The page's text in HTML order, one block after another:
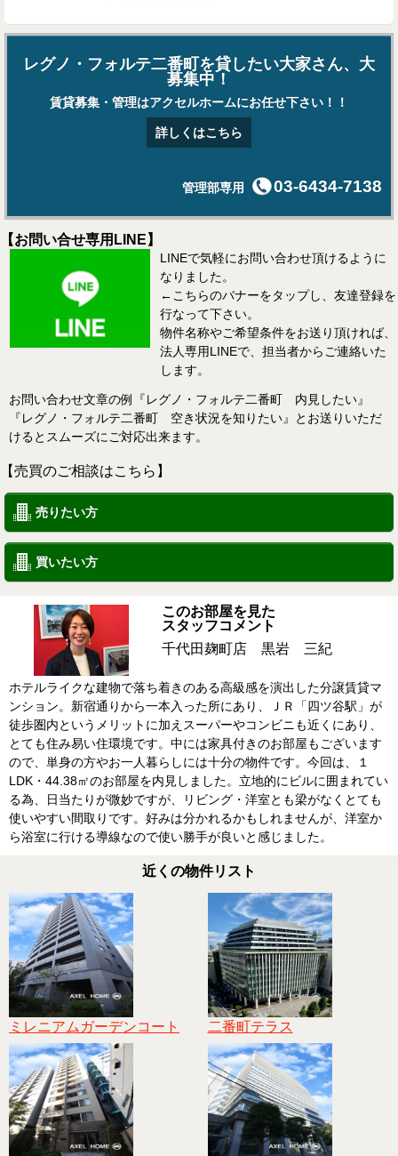
レグノ・フォルテ二番町を貸したい大家さん、大
募集中！
賃貸募集・管理はアクセルホームにお任せ下さい！！
詳しくはこちら
管理部専用 03-6434-7138
【お問い合せ専用LINE】
LINEで気軽にお問い合わせ頂けるように
なりました。
←こちらのバナーをタップし、友達登録を
行なって下さい。
物件名称やご希望条件をお送り頂ければ、
法人専用LINEで、担当者からご連絡いた
します。
お問い合わせ文章の例『レグノ・フォルテ二番町 内見したい』
『レグノ・フォルテ二番町 空き状況を知りたい』とお送りいただ
けるとスムーズにご対応出来ます。
【売買のご相談はこちら】
売りたい方
買いたい方
このお部屋を見た
スタッフコメント
千代田麹町店 黒岩 三紀
ホテルライクな建物で落ち着きのある高級感を演出した分譲賃貸マ
ンション。新宿通りから一本入った所にあり、ＪＲ「四ツ谷駅」が
徒歩圏内というメリットに加えスーパーやコンビニも近くにあり、
とても住み易い住環境です。中には家具付きのお部屋もございます
ので、単身の方やお一人暮らしには十分の物件です。今回は、１
LDK・44.38㎡のお部屋を内見しました。立地的にビルに囲まれてい
る為、日当たりが微妙ですが、リビング・洋室とも梁がなくとても
使いやすい間取りです。好みは分かれるかもしれませんが、洋室か
ら浴室に行ける導線なので使い勝手が良いと感じました。
近くの物件リスト
ミレニアムガーデンコート 二番町テラス